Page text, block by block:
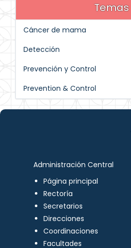
Temas
Cáncer de mama
Detección
Prevención y Control
Prevention & Control
Administración Central
Página principal
Rectoría
Secretarios
Direcciones
Coordinaciones
Facultades